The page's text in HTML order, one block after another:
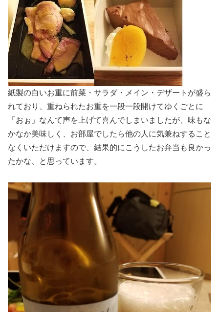
紙製の白いお重に前菜・サラダ・メイン・デザートが盛ら
れており、重ねられたお重を一段一段開けてゆくごとに
「おぉ」なんて声を上げて喜んでしまいましたが、味もな
かなか美味しく、お部屋でしたら他の人に気兼ねすること
なくいただけますので、結果的にこうしたお弁当も良かっ
たかな、と思っています。